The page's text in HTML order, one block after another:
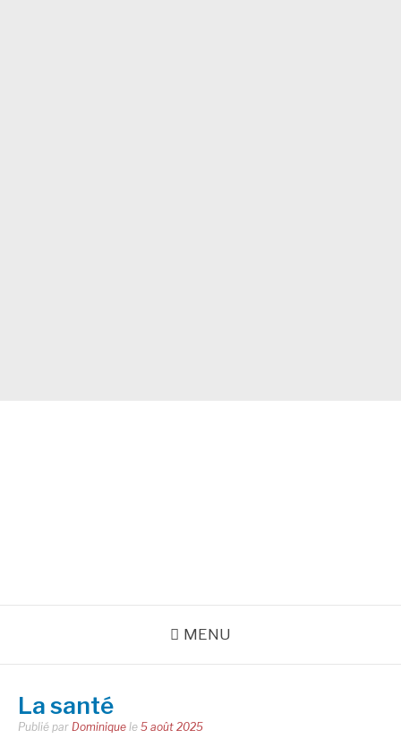
MENU
La santé
Publié par Dominique le 5 août 2025